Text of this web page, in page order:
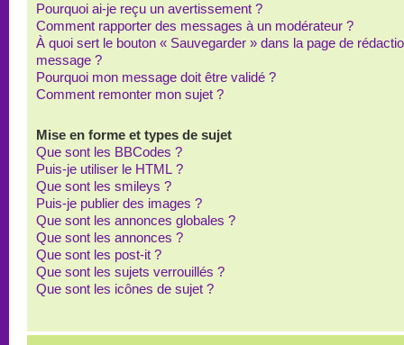
Pourquoi ai-je reçu un avertissement ?
Comment rapporter des messages à un modérateur ?
À quoi sert le bouton « Sauvegarder » dans la page de
message ?
Pourquoi mon message doit être validé ?
Comment remonter mon sujet ?
Mise en forme et types de sujet
Que sont les BBCodes ?
Puis-je utiliser le HTML ?
Que sont les smileys ?
Puis-je publier des images ?
Que sont les annonces globales ?
Que sont les annonces ?
Que sont les post-it ?
Que sont les sujets verrouillés ?
Que sont les icônes de sujet ?